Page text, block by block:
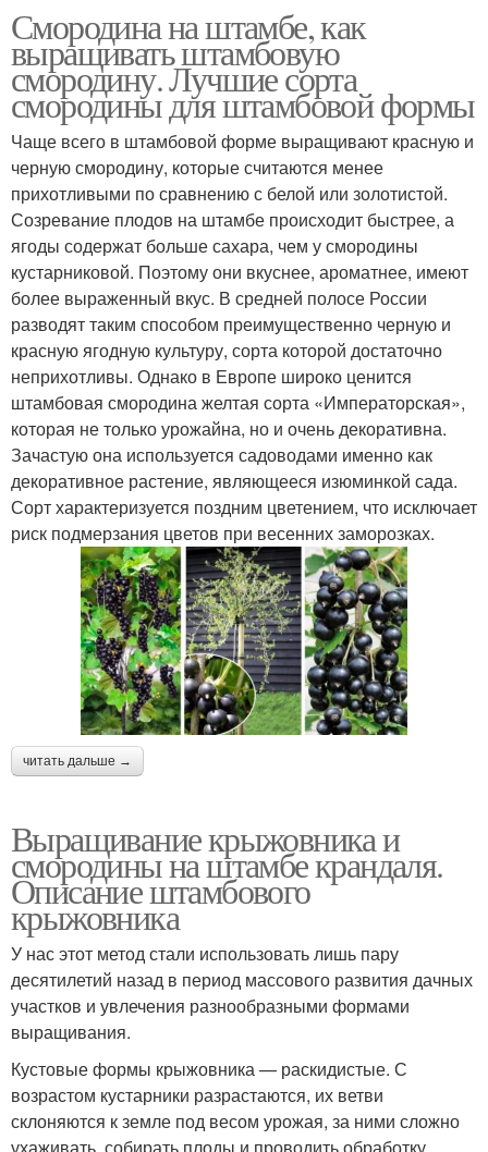
Смородина на штамбе, как
выращивать штамбовую
смородину. Лучшие сорта
смородины для штамбовой формы
Чаще всего в штамбовой форме выращивают красную и
черную смородину, которые считаются менее
прихотливыми по сравнению с белой или золотистой.
Созревание плодов на штамбе происходит быстрее, а
ягоды содержат больше сахара, чем у смородины
кустарниковой. Поэтому они вкуснее, ароматнее, имеют
более выраженный вкус. В средней полосе России
разводят таким способом преимущественно черную и
красную ягодную культуру, сорта которой достаточно
неприхотливы. Однако в Европе широко ценится
штамбовая смородина желтая сорта «Императорская»,
которая не только урожайна, но и очень декоративна.
Зачастую она используется садоводами именно как
декоративное растение, являющееся изюминкой сада.
Сорт характеризуется поздним цветением, что исключает
риск подмерзания цветов при весенних заморозках.
читать дальше →
Выращивание крыжовника и
смородины на штамбе крандаля.
Описание штамбового
крыжовника
У нас этот метод стали использовать лишь пару
десятилетий назад в период массового развития дачных
участков и увлечения разнообразными формами
выращивания.
Кустовые формы крыжовника — раскидистые. С
возрастом кустарники разрастаются, их ветви
склоняются к земле под весом урожая, за ними сложно
ухаживать, собирать плоды и проводить обработку